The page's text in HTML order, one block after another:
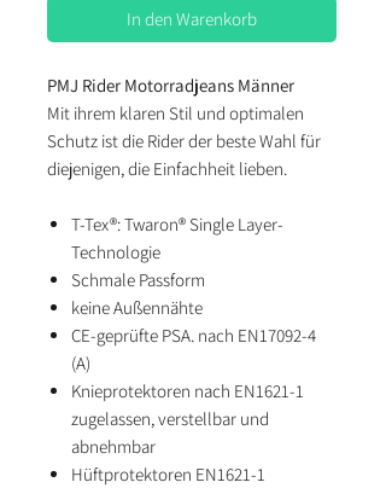
In den Warenkorb
PMJ Rider Motorradjeans Männer
Mit ihrem klaren Stil und optimalen
Schutz ist die Rider der beste Wahl für
diejenigen, die Einfachheit lieben.
T-Tex®: Twaron® Single Layer-
Technologie
Schmale Passform
keine Außennähte
CE-geprüfte PSA. nach EN17092-4
(A)
Knieprotektoren nach EN1621-1
zugelassen, verstellbar und
abnehmbar
Hüftprotektoren EN1621-1